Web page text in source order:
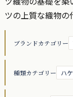
ツの上質な織物の
ブランドカテゴリー
種類カテゴリー ハ